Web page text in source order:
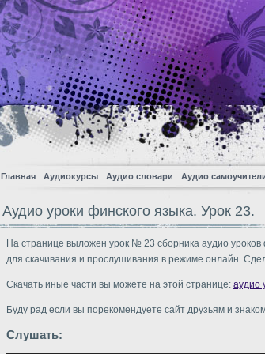
Главная Аудиокурсы Аудио словари Аудио
Аудио уроки финского языка. Урок 23.
На странице выложен урок № 23 сборника аудио уроков
для скачивания и прослушивания в режиме онлайн.
Скачать иные части вы можете на этой странице: аудио
Буду рад если вы порекомендуете сайт друзьям и
Слушать: